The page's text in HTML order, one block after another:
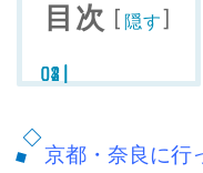
目次 [ 隠す]
京都・奈良に行